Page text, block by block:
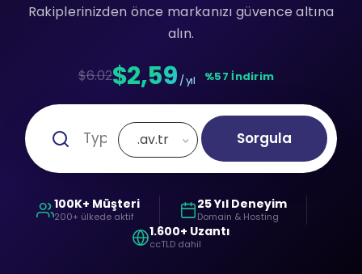
Rakiplerinizden önce markanızı güvence altına
alın.
$6.02$2,59 / yıl %57 İndirim
.av.tr Sorgula
100K+ Müşteri
200+ ülkede aktif
25 Yıl Deneyim
Domain & Hosting
1.600+ Uzantı
ccTLD dahil